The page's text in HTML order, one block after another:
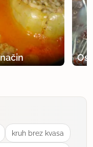
kruh brez kvasa